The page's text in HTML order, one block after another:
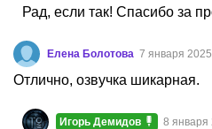
Рад, если так! Спасибо за
Елена Болотова 7 января 2025
Отлично, озвучка шикарная.
Игорь Демидов 8 января